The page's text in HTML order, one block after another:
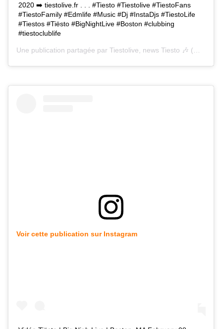
2020 ➡️ tiestolive.fr . . . #Tiesto #Tiestolive #TiestoFans
#TiestoFamily #Edmlife #Music #Dj #InstaDjs #TiestoLife
#Tiestos #Tiësto #BigNightLive #Boston #clubbing
#tiestoclublife
Une publication partagée par Tiestolive, news Tiesto 🎶 (@tiestolive_) le
Voir cette publication sur Instagram